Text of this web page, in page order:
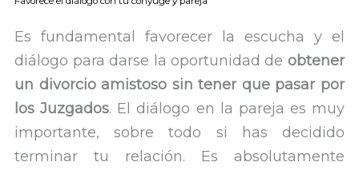
Es fundamental favorecer la escucha y el
diálogo para darse la oportunidad de obtener
un divorcio amistoso sin tener que pasar por
los Juzgados. El diálogo en la pareja es muy
importante, sobre todo si has decidido
terminar tu relación. Es absolutamente